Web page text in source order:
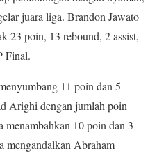
juara liga. Brandon Jawato
23 poin, 13 rebound, 2 assist,
Final.
11 poin dan 5
Arighi dengan jumlah poin
menambahkan 10 poin dan 3
mengandalkan Abraham